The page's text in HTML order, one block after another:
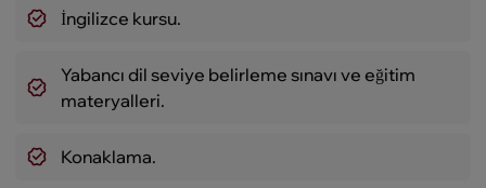
İngilizce kursu.
Yabancı dil seviye belirleme sınavı ve eğitim
materyalleri.
Konaklama.